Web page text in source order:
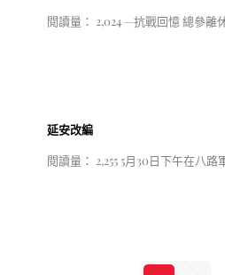
閱讀量： 2,024 —抗戰回憶 總參離
延安改編
閱讀量： 2,255 5月30日下午在八路